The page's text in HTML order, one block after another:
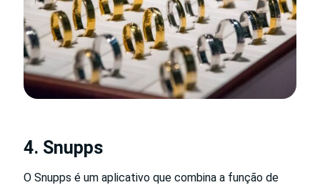
4. Snupps
O Snupps é um aplicativo que combina a função de